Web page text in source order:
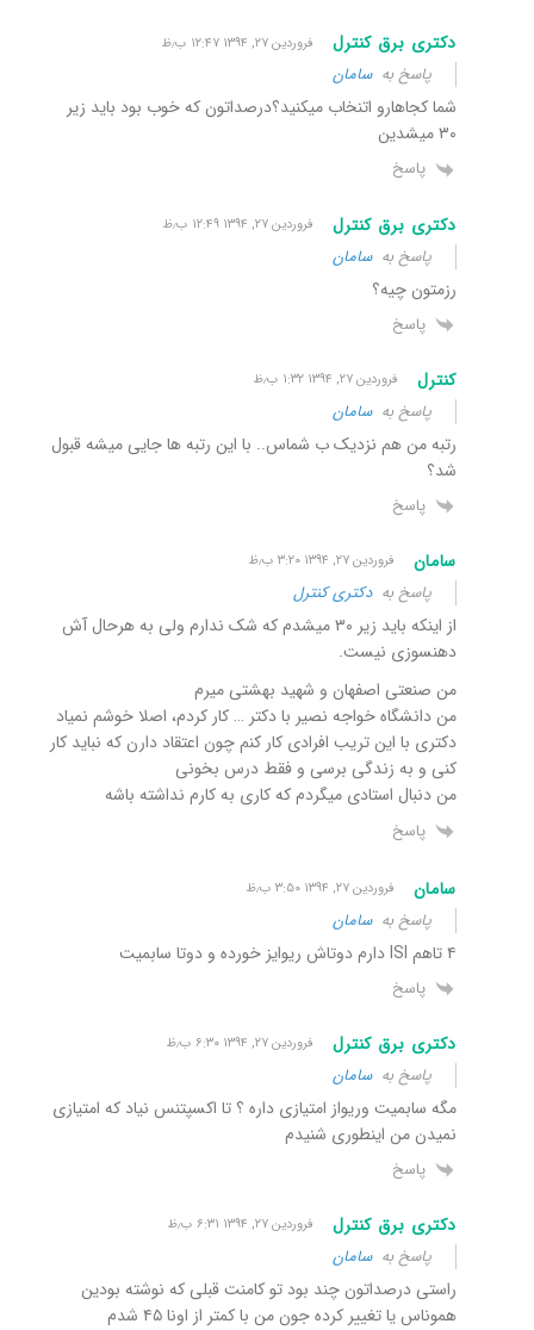
دکتری برق کنترل فروردین ۲۷, ۱۳۹۴ ۱۲:۴۷ ب٫ظ
پاسخ بهسامان
شما کجاهارو اتنخاب میکنید؟درصداتون که خوب بود باید زیر
۳۰ میشدین
پاسخ
دکتری برق کنترل فروردین ۲۷, ۱۳۹۴ ۱۲:۴۹ ب٫ظ
پاسخ بهسامان
رزمتون چیه؟
پاسخ
کنترل فروردین ۲۷, ۱۳۹۴ ۱:۳۲ ب٫ظ
پاسخ بهسامان
رتبه من هم نزدیک ب شماس.. با این رتبه ها جایی میشه قبول
شد؟
پاسخ
سامان فروردین ۲۷, ۱۳۹۴ ۳:۲۰ ب٫ظ
پاسخ بهدکتری کنترل
از اینکه باید زیر ۳۰ میشدم که شک ندارم ولی به هرحال آش
دهنسوزی نیست.
من صنعتی اصفهان و شهید بهشتی میرم
من دانشگاه خواجه نصیر با دکتر … کار کردم، اصلا خوشم نمیاد
دکتری با این تریب افرادی کار کنم چون اعتقاد دارن که نباید کار
کنی و به زندگی برسی و فقط درس بخونی
من دنبال استادی میگردم که کاری به کارم نداشته باشه
پاسخ
سامان فروردین ۲۷, ۱۳۹۴ ۳:۵۰ ب٫ظ
پاسخ بهسامان
۴ تاهم ISI دارم دوتاش ریوایز خورده و دوتا سابمیت
پاسخ
دکتری برق کنترل فروردین ۲۷, ۱۳۹۴ ۶:۳۰ ب٫ظ
پاسخ بهسامان
مگه سابمیت وریواز امتیازی داره ؟ تا اکسپتنس نیاد که امتیازی
نمیدن من اینطوری شنیدم
پاسخ
دکتری برق کنترل فروردین ۲۷, ۱۳۹۴ ۶:۳۱ ب٫ظ
پاسخ بهسامان
راستی درصداتون چند بود تو کامنت قبلی که نوشته بودین
هموناس یا تغییر کرده جون من با کمتر از اونا ۴۵ شدم